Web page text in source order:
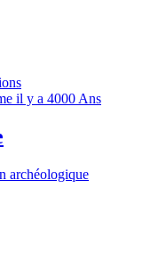
il y a 4000 Ans
archéologique